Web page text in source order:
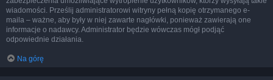
wiadomości. Prześlij administratorowi witryny pełną kopię otrzymanego e-
maila – ważne, aby były w niej zawarte nagłówki, ponieważ zawierają one
informacje o nadawcy. Administrator będzie wówczas mógł podjąć
odpowiednie działania.
Na górę